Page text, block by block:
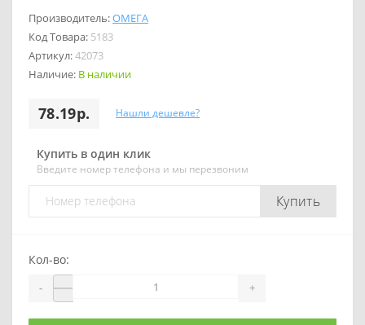
Производитель:ОМЕГА
Код Товара: 5183
Артикул:42073
Наличие: В наличии
78.19р. Нашли дешевле?
Купить в один клик
Введите номер телефона и мы перезвоним
Купить
Кол-во:
- +